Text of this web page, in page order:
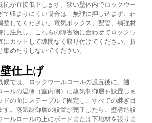
抗が直接低下します。狭い壁体内でロックウー
て収まりにくい場合は、無理に押し込まず、わ
整してください。電気ボックス、配管、補強材
に注意し、これらの障害物に合わせてロックウ
にカットして隙間なく取り付けてください。折
めたりしないでください。
仕上げ
候では、ロックウールロールの設置後に、通
ールの温側（室内側）に蒸気制御層を設置しま
ドの面にステープルで固定し、すべての継ぎ目
す。蒸気制御層の設置が完了したら、壁構造設
ールロールの上にボードまたは下地材を張りま